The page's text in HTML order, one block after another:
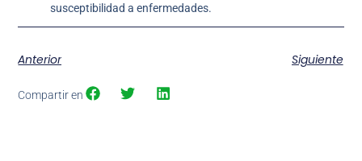
susceptibilidad a enfermedades.
Anterior Siguiente
Compartir en